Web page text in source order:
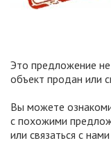
Это предложение не
объект продан или
Вы можете
с похожими
или связаться с